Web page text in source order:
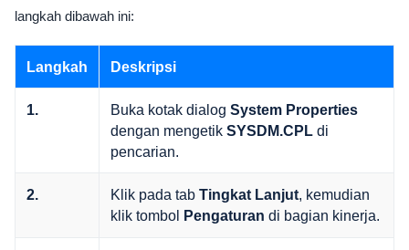
langkah dibawah ini:
Langkah Deskripsi
1. Buka kotak dialog System Properties
dengan mengetik SYSDM.CPL di
pencarian.
2. Klik pada tab Tingkat Lanjut, kemudian
klik tombol Pengaturan di bagian kinerja.